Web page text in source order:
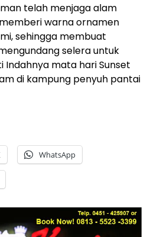
telah menjaga alam
warna ornamen
sehingga membuat
selera untuk
Indahnya mata hari Sunset
di kampung penyuh pantai
WhatsApp